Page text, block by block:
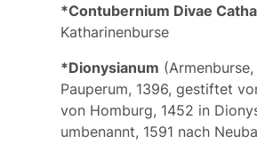
*Contubernium Divae
Katharinenburse
*Dionysianum (Armenburse,
Pauperum, 1396, gestiftet
von Homburg, 1452 in
umbenannt, 1591 nach